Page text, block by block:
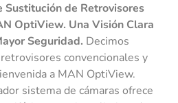
Sustitución de Retrovisores
OptiView. Una Visión Clara
Seguridad. Decimos
convencionales y
a MAN OptiView.
sistema de cámaras ofrece